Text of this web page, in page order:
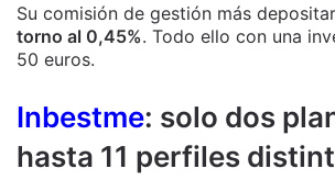
Su comisión de gestión más
torno al 0,45%. Todo ello con una
50 euros.
Inbestme: solo dos
hasta 11 perfiles